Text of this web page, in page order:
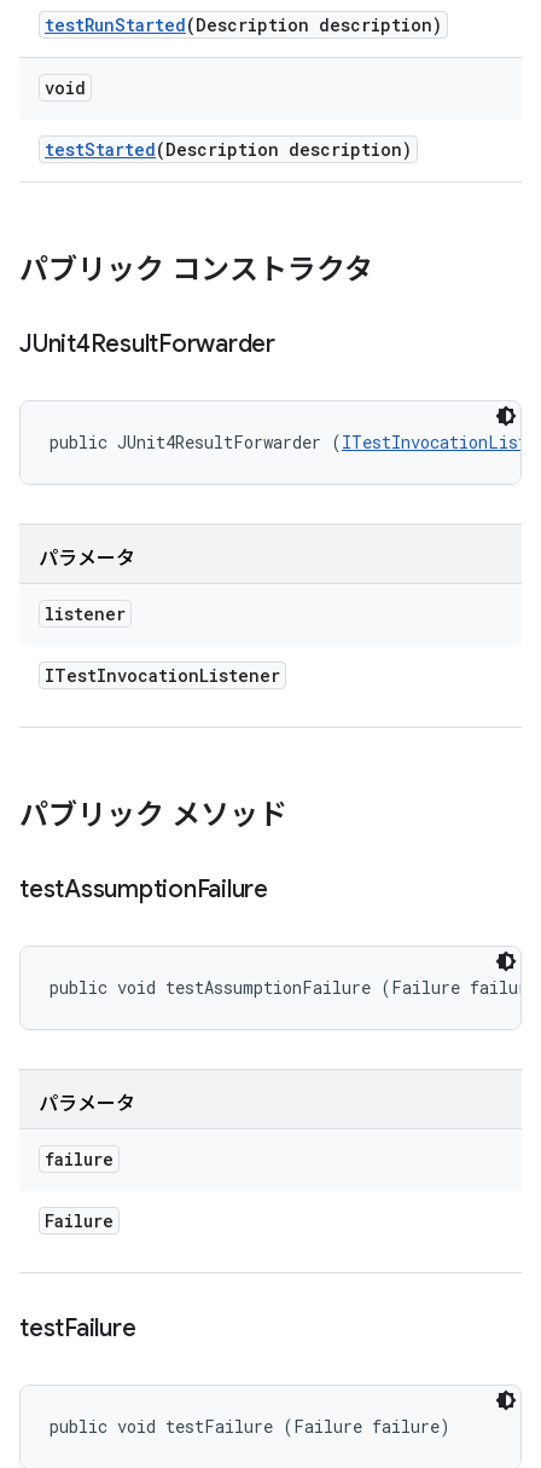
testRunStarted(Description description)
void
testStarted(Description description)
パブリック コンストラクタ
JUnit4ResultForwarder
public JUnit4ResultForwarder (
パラメータ
listener
ITestInvocationListener
パブリック メソッド
testAssumptionFailure
public void testAssumptionFailure (Failure
パラメータ
failure
Failure
testFailure
public void testFailure (Failure failure)